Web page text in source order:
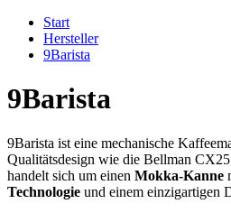
Start
Hersteller
9Barista
9Barista
9Barista ist eine mechanische
Qualitätsdesign wie die Bellman
handelt sich um einen Mokka-Kanne
Technologie und einem einzigartigen